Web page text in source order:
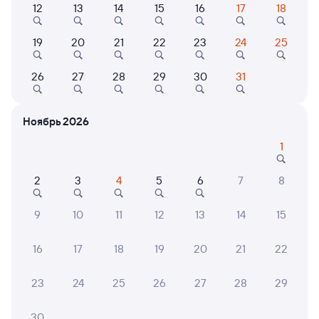
085Щ Проходящий 6,8
Москва
в Новозыбков
22:35 00:03
4 ⁠242 ⁠₽
Выберите дату
Даже если сейчас нет мест
Искать билеты
12 13 14 15 16 17 18
19 20 21 22 23 24 25
26 27 28 29 30 31
Ноябрь 2026
1
2 3 4 5 6 7 8
9 10 11 12 13 14 15
16 17 18 19 20 21 22
23 24 25 26 27 28 29